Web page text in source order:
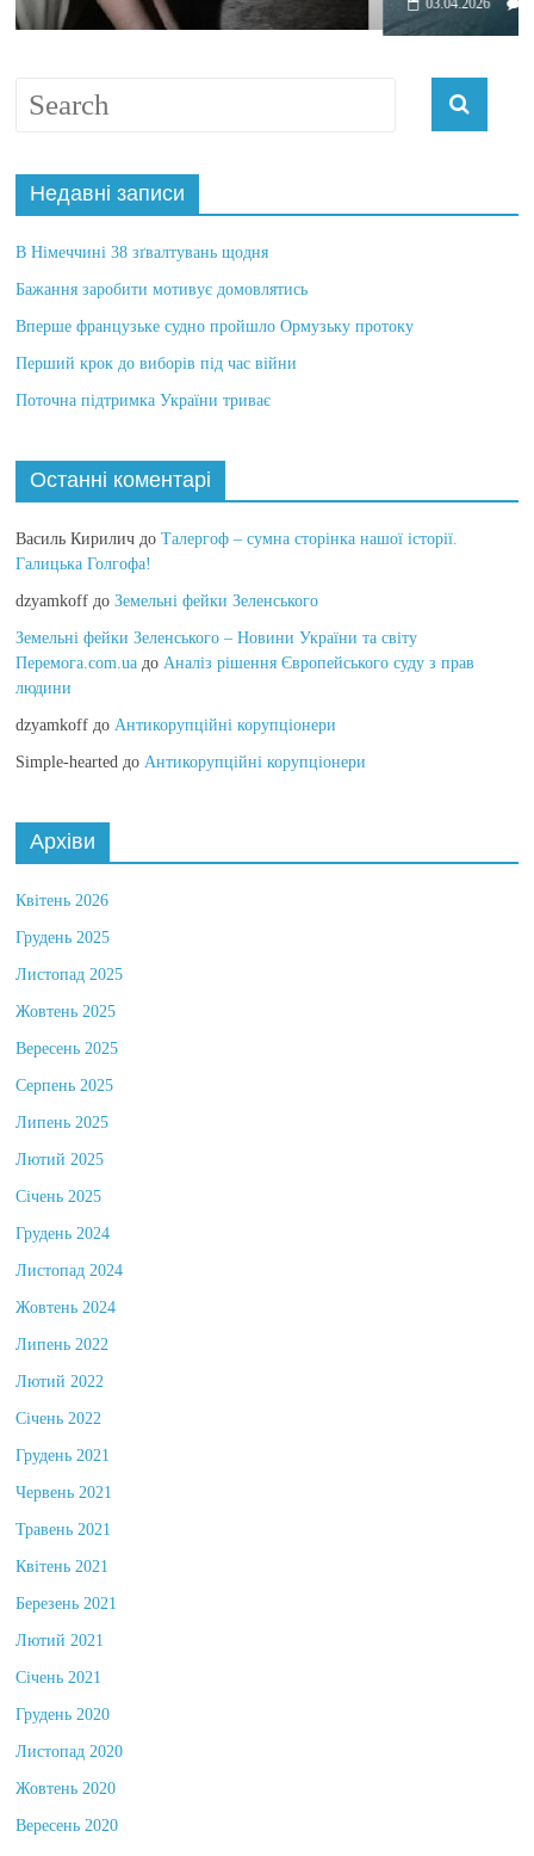
Недавні записи
В Німеччині 38 зґвалтувань щодня
Бажання заробити мотивує домовлятись
Вперше французьке судно пройшло Ормузьку протоку
Перший крок до виборів під час війни
Поточна підтримка України триває
Останні коментарі
Василь Кирилич до Талергоф – сумна сторінка нашої історії.
Галицька Голгофа!
dzyamkoff доЗемельні фейки Зеленського
Земельні фейки Зеленського – Новини України та світу
Перемога.com.ua доАналіз рішення Європейського суду з прав
людини
dzyamkoff доАнтикорупційні корупціонери
Simple-hearted доАнтикорупційні корупціонери
Архіви
Квітень 2026
Грудень 2025
Листопад 2025
Жовтень 2025
Вересень 2025
Серпень 2025
Липень 2025
Лютий 2025
Січень 2025
Грудень 2024
Листопад 2024
Жовтень 2024
Липень 2022
Лютий 2022
Січень 2022
Грудень 2021
Червень 2021
Травень 2021
Квітень 2021
Березень 2021
Лютий 2021
Січень 2021
Грудень 2020
Листопад 2020
Жовтень 2020
Вересень 2020